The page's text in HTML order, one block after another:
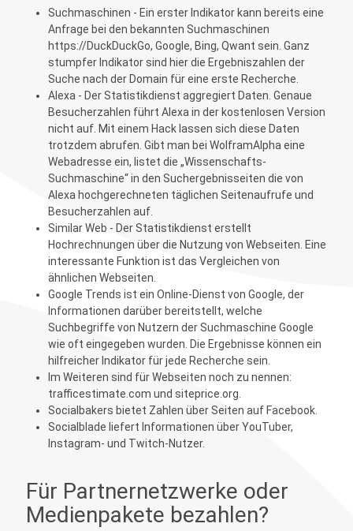
Suchmaschinen - Ein erster Indikator kann bereits eine
Anfrage bei den bekannten Suchmaschinen
https://DuckDuckGo, Google, Bing, Qwant sein. Ganz
stumpfer Indikator sind hier die Ergebniszahlen der
Suche nach der Domain für eine erste Recherche.
Alexa - Der Statistikdienst aggregiert Daten. Genaue
Besucherzahlen führt Alexa in der kostenlosen Version
nicht auf. Mit einem Hack lassen sich diese Daten
trotzdem abrufen. Gibt man bei WolframAlpha eine
Webadresse ein, listet die „Wissenschafts-
Suchmaschine“ in den Suchergebnisseiten die von
Alexa hochgerechneten täglichen Seitenaufrufe und
Besucherzahlen auf.
Similar Web - Der Statistikdienst erstellt
Hochrechnungen über die Nutzung von Webseiten. Eine
interessante Funktion ist das Vergleichen von
ähnlichen Webseiten.
Google Trends ist ein Online-Dienst von Google, der
Informationen darüber bereitstellt, welche
Suchbegriffe von Nutzern der Suchmaschine Google
wie oft eingegeben wurden. Die Ergebnisse können ein
hilfreicher Indikator für jede Recherche sein.
Im Weiteren sind für Webseiten noch zu nennen:
trafficestimate.com und siteprice.org
Socialbakers bietet Zahlen über Seiten auf Facebook.
Socialblade liefert Informationen über YouTuber,
Instagram- und Twitch-Nutzer.
Für Partnernetzwerke oder
Medienpakete bezahlen?